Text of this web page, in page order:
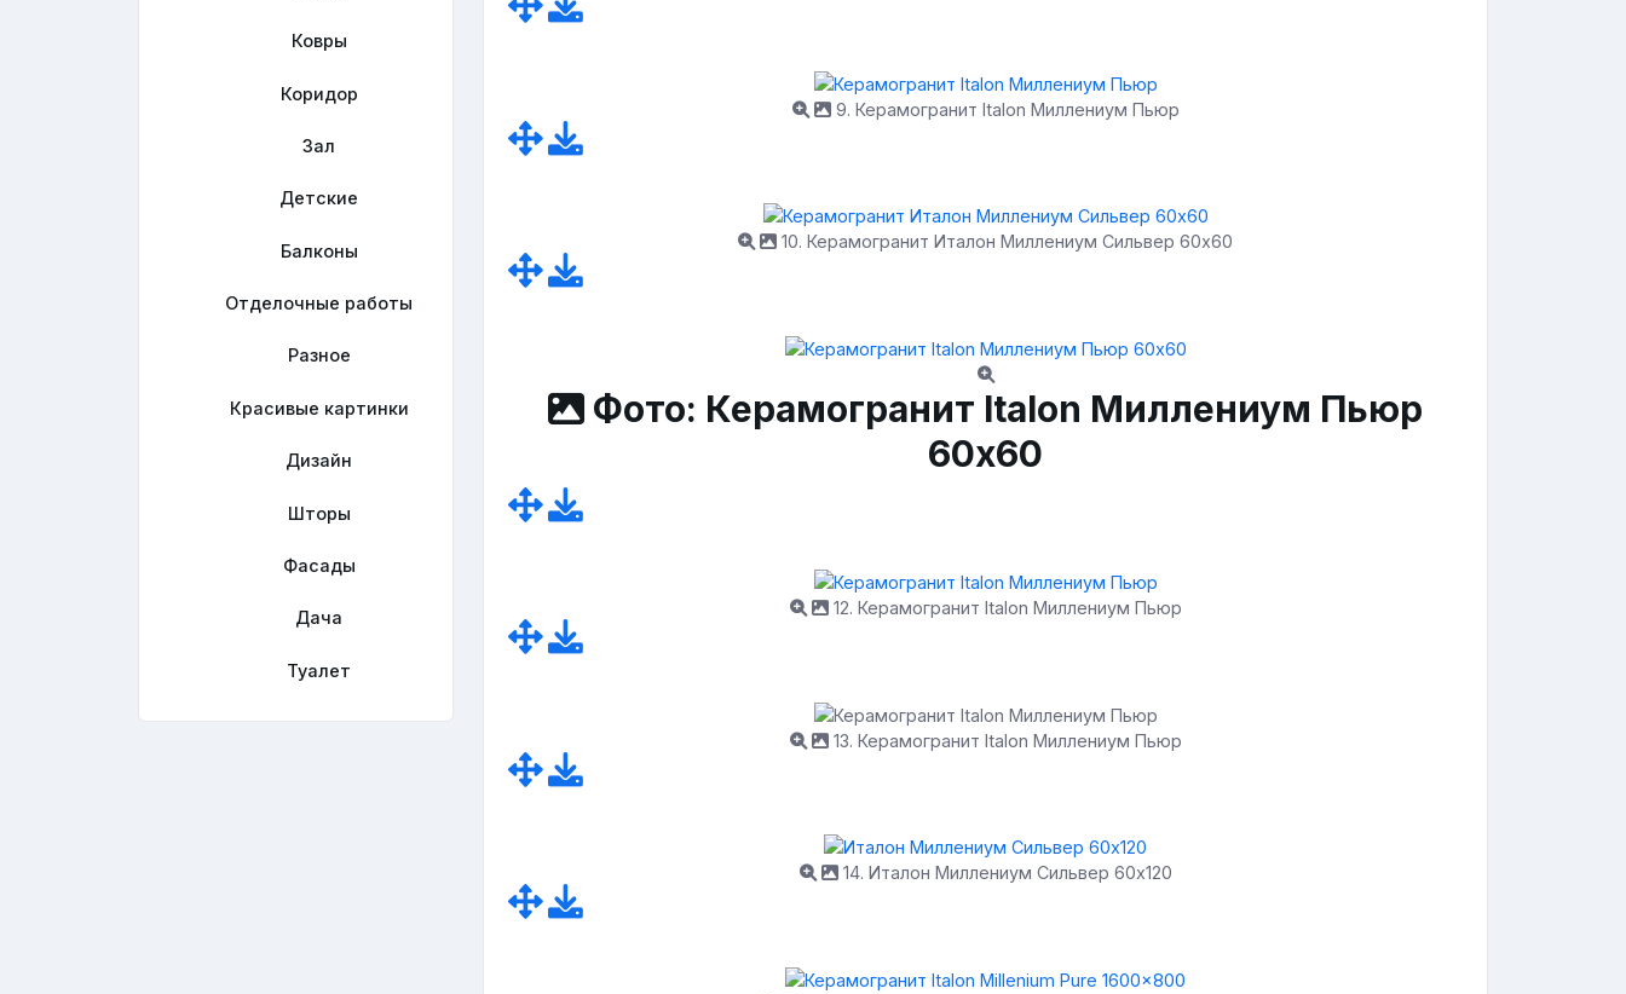
Ковры
Коридор
Зал
Детские
Балконы
Отделочные работы
Разное
Красивые картинки
Дизайн
Шторы
Фасады
Дача
Туалет
9. Керамогранит Italon Миллениум Пьюр
10. Керамогранит Италон Миллениум Сильвер 60х60
Фото: Керамогранит Italon Миллениум Пьюр
60х60
12. Керамогранит Italon Миллениум Пьюр
13. Керамогранит Italon Миллениум Пьюр
14. Италон Миллениум Сильвер 60х120